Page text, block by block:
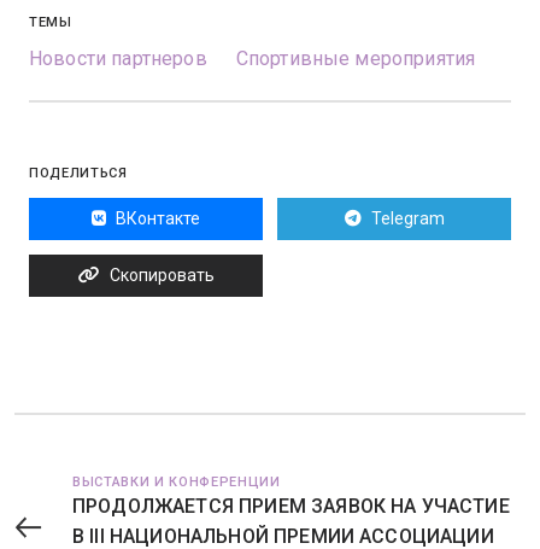
ТЕМЫ
Новости партнеров Спортивные мероприятия
ПОДЕЛИТЬСЯ
ВКонтакте Telegram
Скопировать
ВЫСТАВКИ И КОНФЕРЕНЦИИ
ПРОДОЛЖАЕТСЯ ПРИЕМ ЗАЯВОК НА УЧАСТИЕ
В III НАЦИОНАЛЬНОЙ ПРЕМИИ АССОЦИАЦИИ